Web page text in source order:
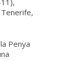
Penya